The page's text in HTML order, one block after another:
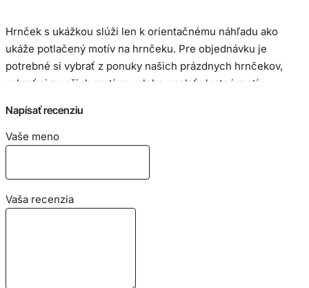
Hrnček s ukážkou slúži len k orientačnému náhľadu ako
ukáže potlačený motív na hrnčeku. Pre objednávku je
potrebné si vybrať z ponuky našich prázdnych hrnčekov,
vybrať si z našich motívov, alebo poslať vlastný motív.
hrnček 220 ml 80 x 90mm
Napísať recenziu
Vaše meno
Vaša recenzia